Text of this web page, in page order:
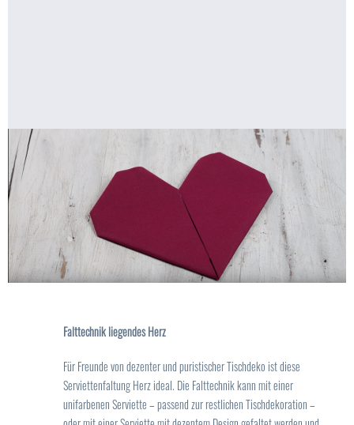
Falttechnik liegendes Herz
Für Freunde von dezenter und puristischer Tischdeko ist diese
Serviettenfaltung Herz ideal. Die Falttechnik kann mit einer
unifarbenen Serviette – passend zur restlichen Tischdekoration –